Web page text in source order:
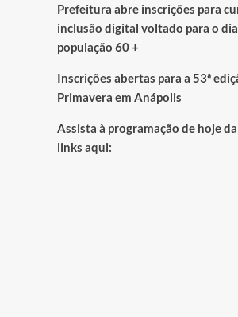
Prefeitura abre inscrições para
inclusão digital voltado para o
população 60 +
Inscrições abertas para a 53ª
Primavera em Anápolis
Assista à programação de hoje
links aqui: